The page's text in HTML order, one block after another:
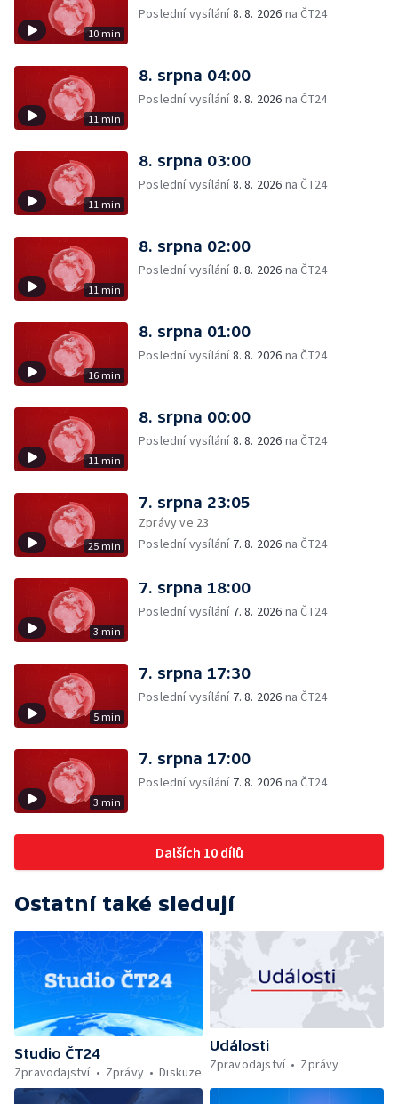
10 min
Poslední vysílání8. 8. 2026 na ČT24
11 min
8. srpna 04:00
Poslední vysílání8. 8. 2026 na ČT24
11 min
8. srpna 03:00
Poslední vysílání8. 8. 2026 na ČT24
11 min
8. srpna 02:00
Poslední vysílání8. 8. 2026 na ČT24
16 min
8. srpna 01:00
Poslední vysílání8. 8. 2026 na ČT24
11 min
8. srpna 00:00
Poslední vysílání8. 8. 2026 na ČT24
25 min
7. srpna 23:05
Zprávy ve 23
Poslední vysílání 7. 8. 2026 na ČT24
3 min
7. srpna 18:00
Poslední vysílání 7. 8. 2026 na ČT24
5 min
7. srpna 17:30
Poslední vysílání 7. 8. 2026 na ČT24
3 min
7. srpna 17:00
Poslední vysílání 7. 8. 2026 na ČT24
Dalších 10 dílů
Ostatní také sledují
Studio ČT24
Zpravodajství
Zprávy Diskuze
Události
Zpravodajství
Zprávy